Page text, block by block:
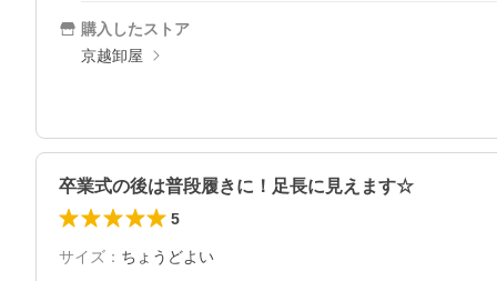
購入したストア
京越卸屋
卒業式の後は普段履きに！足長に見えます☆
5
サイズ ： ちょうどよい